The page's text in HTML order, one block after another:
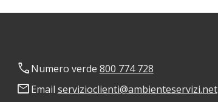
phoneNumero verde 800 774 728
mailEmail servizioclienti@ambienteservizi.net